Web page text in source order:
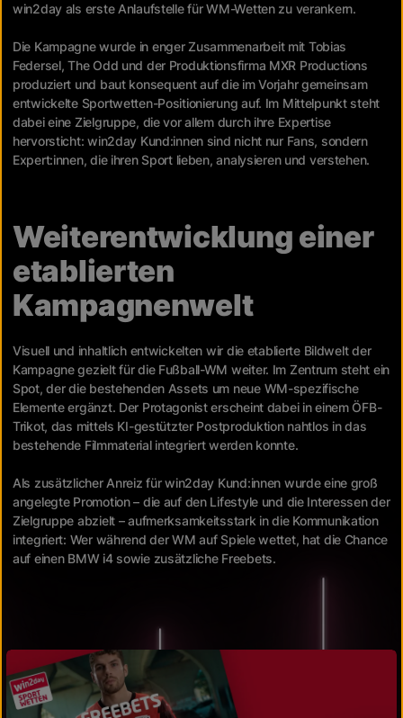
win2day als erste Anlaufstelle für WM-Wetten zu verankern.
Die Kampagne wurde in enger Zusammenarbeit mit Tobias
Federsel, The Odd und der Produktionsfirma MXR Productions
produziert und baut konsequent auf die im Vorjahr gemeinsam
entwickelte Sportwetten-Positionierung auf. Im Mittelpunkt steht
dabei eine Zielgruppe, die vor allem durch ihre Expertise
hervorsticht: win2day Kund:innen sind nicht nur Fans, sondern
Expert:innen, die ihren Sport lieben, analysieren und verstehen.
Weiterentwicklung einer
etablierten
Kampagnenwelt
Visuell und inhaltlich entwickelten wir die etablierte Bildwelt der
Kampagne gezielt für die Fußball-WM weiter. Im Zentrum steht ein
Spot, der die bestehenden Assets um neue WM-spezifische
Elemente ergänzt. Der Protagonist erscheint dabei in einem ÖFB-
Trikot, das mittels KI-gestützter Postproduktion nahtlos in das
bestehende Filmmaterial integriert werden konnte.
Als zusätzlicher Anreiz für win2day Kund:innen wurde eine groß
angelegte Promotion – die auf den Lifestyle und die Interessen der
Zielgruppe abzielt – aufmerksamkeitsstark in die Kommunikation
integriert: Wer während der WM auf Spiele wettet, hat die Chance
auf einen BMW i4 sowie zusätzliche Freebets.